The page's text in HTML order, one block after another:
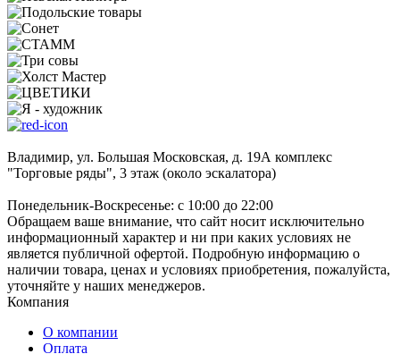
Владимир, ул. Большая Московская, д. 19А комплекс
"Торговые ряды", 3 этаж (около эскалатора)
Понедельник-Воскресенье: с 10:00 до 22:00
Обращаем ваше внимание, что сайт носит исключительно
информационный характер и ни при каких условиях не
является публичной офертой. Подробную информацию о
наличии товара, ценах и условиях приобретения, пожалуйста,
уточняйте у наших менеджеров.
Компания
О компании
Оплата